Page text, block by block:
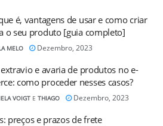
é, vantagens de usar e como criar
o seu produto [guia completo]
MELO Dezembro, 2023
e avaria de produtos no e-
como proceder nesses casos?
VOIGT E THIAGO Dezembro, 2023
preços e prazos de frete